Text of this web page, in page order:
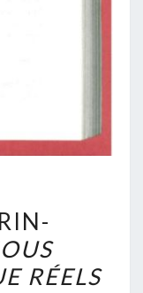
RÉELS